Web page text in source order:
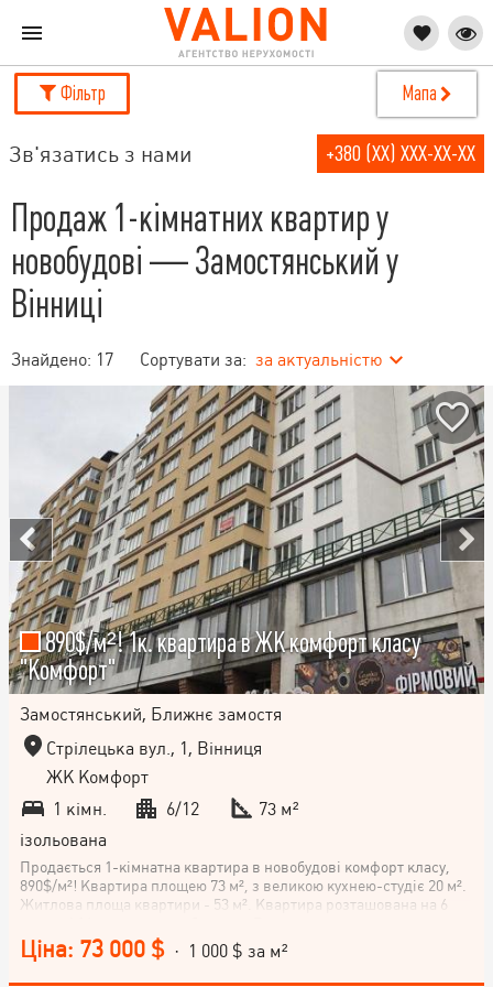
Фільтр Мапа
Зв'язатись з нами +380 (XX) XXX-XX-XX
Продаж 1-кімнатних квартир у
новобудові — Замостянський у
Вінниці
Знайдено: 17 Сортувати за: за актуальністю
890$/м²! 1к. квартира в ЖК комфорт класу
"Комфорт"
Замостянський, Ближнє замостя
Стрілецька вул., 1, Вінниця
ЖК Комфорт
1 кімн.
6/12
73 м²
ізольована
Продається 1-кімнатна квартира в новобудові комфорт класу,
890$/м²! Квартира площею 73 м², з великою кухнею-студіє 20 м².
Житлова площа квартири - 53 м². Квартира розташована на 6
вулиця Стрілецька, район Ближнє Замостя, місто Вінниця. Не
втрачайте можливість придбати цю стильну і комфортну
квартиру в центрі міста!
Ціна: 73 000 $ · 1 000 $ за м²